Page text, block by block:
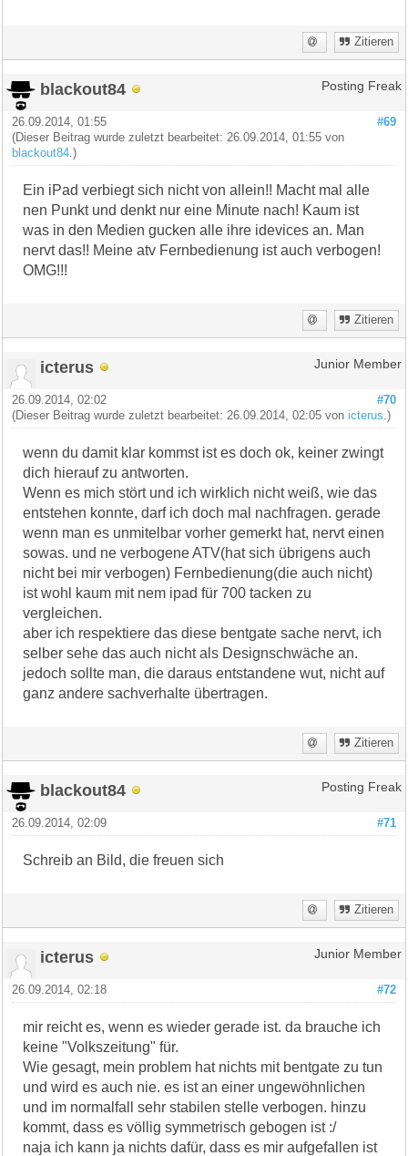
Zitieren
blackout84 Posting Freak
#69
26.09.2014, 01:55
(Dieser Beitrag wurde zuletzt bearbeitet: 26.09.2014, 01:55 von
blackout84 .)
Ein iPad verbiegt sich nicht von allein!! Macht mal alle
nen Punkt und denkt nur eine Minute nach! Kaum ist
was in den Medien gucken alle ihre idevices an. Man
nervt das!! Meine atv Fernbedienung ist auch verbogen!
OMG!!!
Zitieren
icterus Junior Member
#70
26.09.2014, 02:02
(Dieser Beitrag wurde zuletzt bearbeitet: 26.09.2014, 02:05 vonicterus .)
wenn du damit klar kommst ist es doch ok, keiner zwingt
dich hierauf zu antworten.
Wenn es mich stört und ich wirklich nicht weiß, wie das
entstehen konnte, darf ich doch mal nachfragen. gerade
wenn man es unmitelbar vorher gemerkt hat, nervt einen
sowas. und ne verbogene ATV(hat sich übrigens auch
nicht bei mir verbogen) Fernbedienung(die auch nicht)
ist wohl kaum mit nem ipad für 700 tacken zu
vergleichen.
aber ich respektiere das diese bentgate sache nervt, ich
selber sehe das auch nicht als Designschwäche an.
jedoch sollte man, die daraus entstandene wut, nicht auf
ganz andere sachverhalte übertragen.
Zitieren
blackout84 Posting Freak
#71
26.09.2014, 02:09
Schreib an Bild, die freuen sich
Zitieren
icterus Junior Member
#72
26.09.2014, 02:18
mir reicht es, wenn es wieder gerade ist. da brauche ich
keine "Volkszeitung" für.
Wie gesagt, mein problem hat nichts mit bentgate zu tun
und wird es auch nie. es ist an einer ungewöhnlichen
und im normalfall sehr stabilen stelle verbogen. hinzu
kommt, dass es völlig symmetrisch gebogen ist :/
naja ich kann ja nichts dafür, dass es mir aufgefallen ist